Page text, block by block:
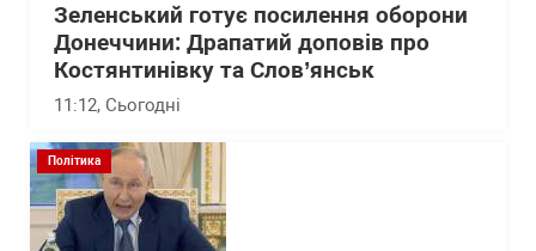
Зеленський готує посилення оборони
Донеччини: Драпатий доповів про
Костянтинівку та Слов’янськ
11:12, Сьогодні
Політика